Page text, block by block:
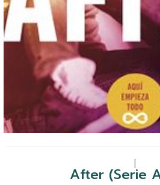
After (Serie